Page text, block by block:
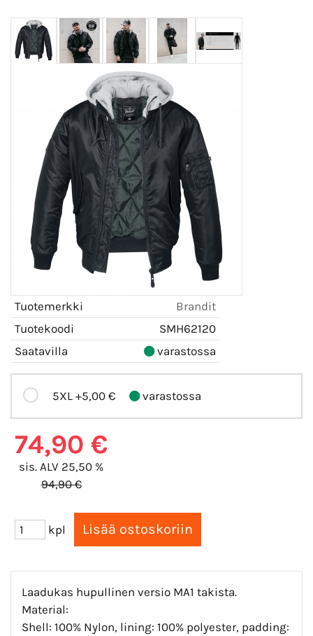
Tuotemerkki
Brandit
Tuotekoodi
SMH62120
Saatavilla
varastossa
5XL +5,00 € varastossa
74,90 €
sis. ALV 25,50 %
94,90 €
kpl
Laadukas hupullinen versio MA1 takista.
Material:
Shell: 100% Nylon, lining: 100% polyester, padding: